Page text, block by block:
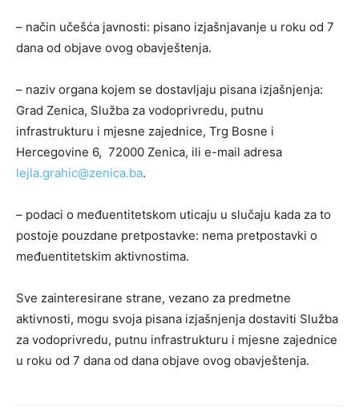
– način učešća javnosti: pisano izjašnjavanje u roku od 7
dana od objave ovog obavještenja.
– naziv organa kojem se dostavljaju pisana izjašnjenja:
Grad Zenica, Služba za vodoprivredu, putnu
infrastrukturu i mjesne zajednice, Trg Bosne i
Hercegovine 6, 72000 Zenica, ili e-mail adresa
lejla.grahic@zenica.ba.
– podaci o međuentitetskom uticaju u slučaju kada za to
postoje pouzdane pretpostavke: nema pretpostavki o
međuentitetskim aktivnostima.
Sve zainteresirane strane, vezano za predmetne
aktivnosti, mogu svoja pisana izjašnjenja dostaviti Služba
za vodoprivredu, putnu infrastrukturu i mjesne zajednice
u roku od 7 dana od dana objave ovog obavještenja.